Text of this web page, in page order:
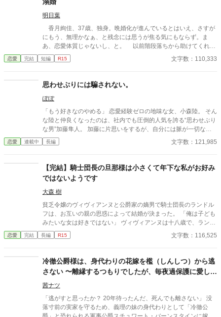
明日葉
香月絢佳、37歳、独身。晩婚化が進んでいるとはいえ、さすが
にもう、無理かなぁ、と残念には思うが焦る気にもならず。ま
あ、恋愛体質じゃないし、と。 以前階段落ちから助けてくれた
イケメンに、馴染みの店で再会するものの、この状況では向こう
の印象がよろしいはずもないしと期待もしなかったのだが。 イ
「歳も歳だし、とりあえず試してみたら？こわいの？」と、挑発
されればつい、売り言葉に買い言葉。 何がどうしてこうなっ
た？ 平凡に生きたい、でもま、老後に1人は嫌だなぁ、くらい
に構えた恋愛偏差値最底辺の絢佳と、こう見えて仕事人間のイケ
メン疾矢。振り回しているのは果たしてどっちで、振り回されて
るのは、果たしてどっち？
恋愛 完結 短編 R15 文字数：110,333
思わせぶりには騙されない。
ぽぽ
「もう好きなのやめる」 恋愛経験ゼロの地味な女、小森陸。 そん
な陸と仲良くなったのは、社内でも圧倒的人気を誇る“思わせぶり
な男”加藤隼人。 加藤に片思いをするが、自分には脈が一切ない
ことを知った陸は、恋心を手放す決意をする。 自分磨きを始め、
新しい恋を探し始めたそのとき、自分に興味ないと思っていた後
恋愛 連載中 長編 文字数：121,985
【完結】騎士団長の旦那様は小さくて年下な私がお好み
ではないようです
大森 樹
貧乏令嬢のヴィヴィアンヌと公爵家の嫡男で騎士団長のランドル
フは、お互いの親の思惑によって結婚が決まった。 「俺は子ども
みたいな女は好きではない」 ヴィヴィアンヌは十八歳で、ランド
ルフは三十歳。 ヴィヴィアンヌは背が低く、ランドルフは背が高
い。 ヴィヴィアンヌは貧乏で、ランドルフは金持ち。 何もかもが
お金の恩があるためなんとか彼の妻になろうと奮闘する。そんな
中ランドルフはぶっきらぼうで冷たいが、とろこどころに優しさ
を見せてきて……！？ 貧乏令嬢×不器用な騎士の年の差ラブスト
ーリーです。必ずハッピーエンドにします。
恋愛 完結 長編 R15 文字数：116,525
冷徹公爵様は、身代わりの花嫁を檻（しんしつ）から逃
さない 〜離縁するつもりでしたが、毎夜過保護に愛し抜
かれています〜
茜ナツ
「逃がすと思ったか？ 20年待ったんだ、死んでも離さない」 没
落寸前の実家を守るため、義理の妹の身代わりとして「冷徹公